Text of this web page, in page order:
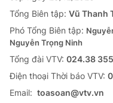
Tổng Biên tập: Vũ Thanh
Phó Tổng Biên tập:
Nguyễn Trọng Ninh
Tổng đài VTV: 024.38
Ðiện thoại Thời báo VTV:
Email: toasoan@vtv.vn